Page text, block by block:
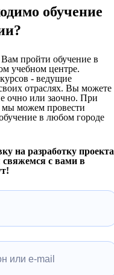
обучение
пройти обучение в
учебном центре.
- ведущие
отраслях. Вы можете
очно или заочно. При
мы можем провести
в любом городе
на разработку проекта
с вами в